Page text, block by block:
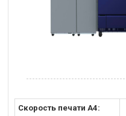
Скорость печати А4: